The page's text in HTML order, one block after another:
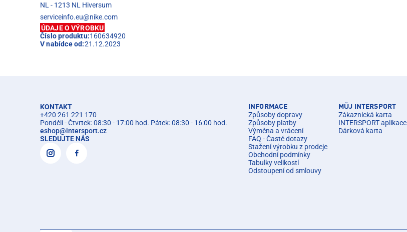
NL - 1213 NL Hiversum
serviceinfo.eu@nike.com
ÚDAJE O VÝROBKU
Číslo produktu:160634920
V nabídce od:21.12.2023
KONTAKT
+420 261 221 170
Pondělí - Čtvrtek: 08:30 - 17:00 hod. Pátek: 08:30 - 16:00 hod.
eshop@intersport.cz
SLEDUJTE NÁS
INFORMACE
Způsoby dopravy
Způsoby platby
Výměna a vrácení
FAQ - Časté dotazy
Stažení výrobku z prodeje
Obchodní podmínky
Tabulky velikostí
Odstoupení od smlouvy
MŮJ INTERSPORT
Zákaznická karta
INTERSPORT aplikace
Dárková karta